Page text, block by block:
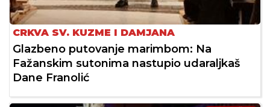
CRKVA SV. KUZME I DAMJANA
Glazbeno putovanje marimbom: Na
Fažanskim sutonima nastupio udaraljkaš
Dane Franolić